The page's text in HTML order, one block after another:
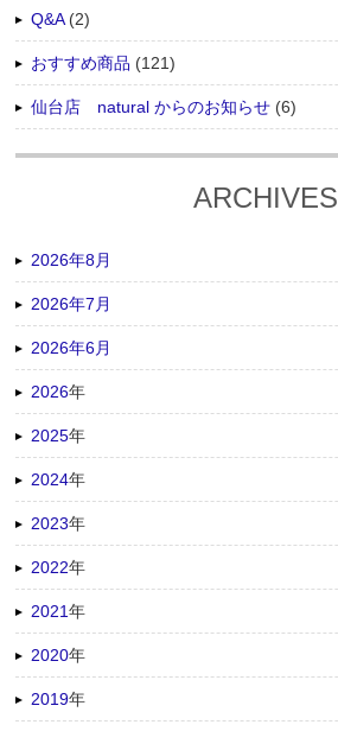
Q&A(2)
おすすめ商品 (121)
仙台店 natural からのお知らせ (6)
ARCHIVES
2026年8月
2026年7月
2026年6月
2026年
2025年
2024年
2023年
2022年
2021年
2020年
2019年